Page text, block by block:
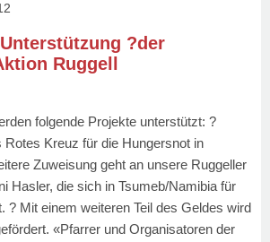
?der
Ruggell
folgende Projekte unterstützt: ?
Rotes Kreuz für die Hungersnot in
Zuweisung geht an unsere Ruggeller
Hasler, die sich in Tsumeb/Namibia für
? Mit einem weiteren Teil des Geldes wird
«Pfarrer und Organisatoren der